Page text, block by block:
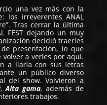
una vez más con la
los irreverentes ANAL
Tras cerrar la última
FEST dejando un muy
decidió traerles
presentación, lo que
a verles por aquí.
a liarla con sus letras
un público diverso
del show. Volvieron a
,Alta gama, además de
trabajos.